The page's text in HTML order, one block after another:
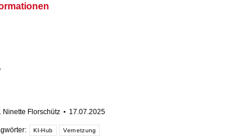
Ninette Florschütz 17.07.2025
KI-Hub Vernetzung